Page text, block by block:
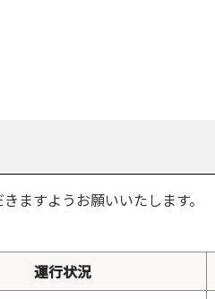
ますようお願いいたします。
運行状況